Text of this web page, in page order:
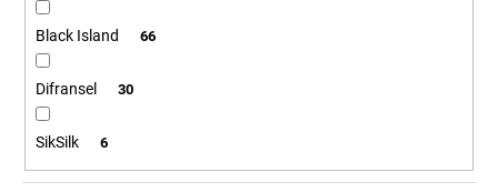
Black Island 66
Difransel 30
SikSilk 6